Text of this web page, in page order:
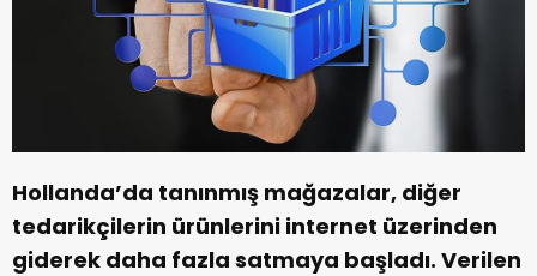
Hollanda’da tanınmış mağazalar, diğer
tedarikçilerin ürünlerini internet üzerinden
giderek daha fazla satmaya başladı. Verilen